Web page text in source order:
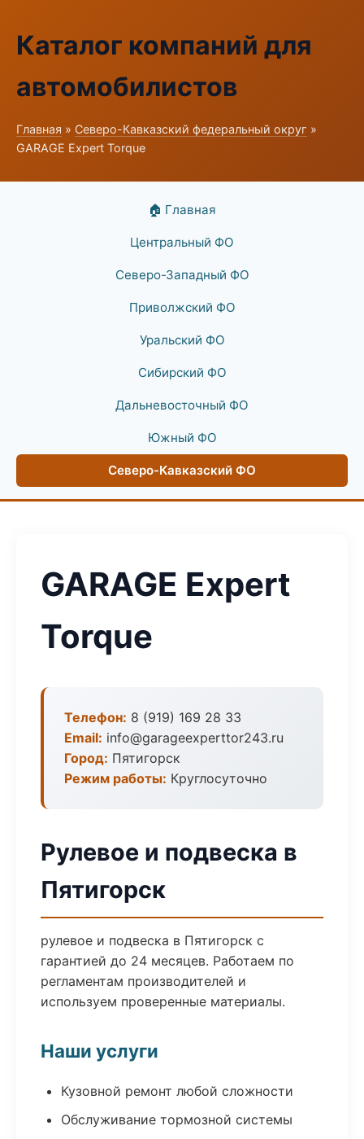
Каталог компаний для
автомобилистов
Главная » Северо-Кавказский федеральный округ »
GARAGE Expert Torque
🏠 Главная
Центральный ФО
Северо-Западный ФО
Приволжский ФО
Уральский ФО
Сибирский ФО
Дальневосточный ФО
Южный ФО
Северо-Кавказский ФО
GARAGE Expert
Torque
Телефон: 8 (919) 169 28 33
Email: info@garageexperttor243.ru
Город: Пятигорск
Режим работы: Круглосуточно
Рулевое и подвеска в
Пятигорск
рулевое и подвеска в Пятигорск с
гарантией до 24 месяцев. Работаем по
регламентам производителей и
используем проверенные материалы.
Наши услуги
Кузовной ремонт любой сложности
Обслуживание тормозной системы